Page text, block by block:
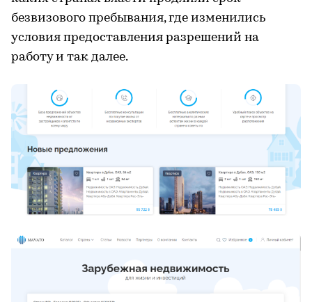
безвизового пребывания, где изменились
условия предоставления разрешений на
работу и так далее.